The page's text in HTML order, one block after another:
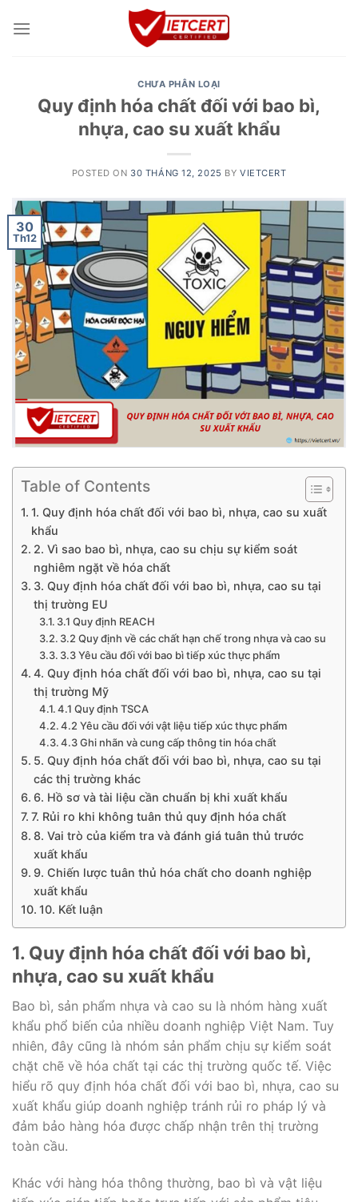
CHƯA PHÂN LOẠI
Quy định hóa chất đối với bao bì,
nhựa, cao su xuất khẩu
POSTED ON 30 THÁNG 12, 2025 BY VIETCERT
30
Th12
Table of Contents
1. Quy định hóa chất đối với bao bì, nhựa, cao su xuất
khẩu
2. Vì sao bao bì, nhựa, cao su chịu sự kiểm soát
nghiêm ngặt về hóa chất
3. Quy định hóa chất đối với bao bì, nhựa, cao su tại
thị trường EU
3.1 Quy định REACH
3.2 Quy định về các chất hạn chế trong nhựa và cao su
3.3 Yêu cầu đối với bao bì tiếp xúc thực phẩm
4. Quy định hóa chất đối với bao bì, nhựa, cao su tại
thị trường Mỹ
4.1 Quy định TSCA
4.2 Yêu cầu đối với vật liệu tiếp xúc thực phẩm
4.3 Ghi nhãn và cung cấp thông tin hóa chất
5. Quy định hóa chất đối với bao bì, nhựa, cao su tại
các thị trường khác
6. Hồ sơ và tài liệu cần chuẩn bị khi xuất khẩu
7. Rủi ro khi không tuân thủ quy định hóa chất
8. Vai trò của kiểm tra và đánh giá tuân thủ trước
xuất khẩu
9. Chiến lược tuân thủ hóa chất cho doanh nghiệp
xuất khẩu
10. Kết luận
1. Quy định hóa chất đối với bao bì,
nhựa, cao su xuất khẩu
Bao bì, sản phẩm nhựa và cao su là nhóm hàng xuất
khẩu phổ biến của nhiều doanh nghiệp Việt Nam. Tuy
nhiên, đây cũng là nhóm sản phẩm chịu sự kiểm soát
chặt chẽ về hóa chất tại các thị trường quốc tế. Việc
hiểu rõ quy định hóa chất đối với bao bì, nhựa, cao su
xuất khẩu giúp doanh nghiệp tránh rủi ro pháp lý và
đảm bảo hàng hóa được chấp nhận trên thị trường
toàn cầu.
Khác với hàng hóa thông thường, bao bì và vật liệu